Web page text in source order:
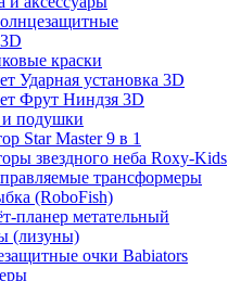
краски
Ударная установка 3D
Фрут Ниндзя 3D
подушки
Star Master 9 в 1
звездного неба Roxy-Kids
трансформеры
(RoboFish)
планер метательный
(лизуны)
очки Babiators